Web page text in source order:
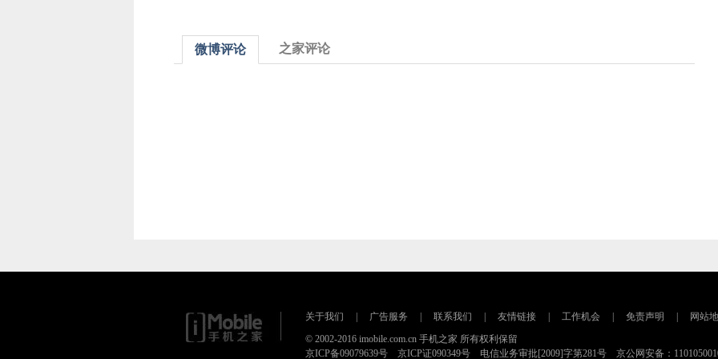
微博评论 之家评论
关于我们 广告服务 联系我们 友情链接 工作机会 免责声明 网站
© 2002-2016 imobile.com.cn 手机之家 所有权利保留
京ICP备09079639号 京ICP证090349号 电信业务审批[2009]字第281号 京公网安备：